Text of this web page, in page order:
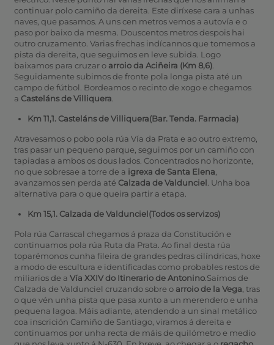
continuar polo camiño da dereita. Este diríxese cara a unhas
naves, que pasamos. A uns cen metros vemos a autovía e o
paso por baixo da mesma. Douscentos metros despois hai
outro cruzamento. Varias frechas indícannos que tomemos a
pista da dereita, que seguimos en leve subida. Logo
baixamos para cruzar o arroio da Aciñeira (Km 8,6).
Seguidamente subimos de fronte pola longa pista até un
campo de fútbol. Bordeamos o recinto de xogo e chegamos
a Casteláns de Villiquera
Km 11,1. Casteláns de Villiquera(Bar. Tenda. Farmacia)
Atravesamos o pobo pola rúa Vía da Prata e ao outro extremo,
tras pasar un pequeno parque, seguimos por un camiño con
tapiadas a ambos os dous lados. Concentrados no horizonte,
no que sobresae a torre de a igrexa de Santa Elena
avanzamos sen perda até Calzada de Valdunciel . Unha boa
alternativa para o que queira partir a etapa.
Km 15,1. Calzada de Valdunciel(Todos os servizos)
Pola rúa Carrascal chegamos á praza da Constitución e
continuamos pola rúa Ruta da Prata. Ao final desta rúa
toparémonos cunha fileira de grandes pedras cilíndricas, hoxe
a modo de escultura e identificadas como probables restos de
miliarios de a Vía XXIV do Itinerario de Antonino.Saímos de
Calzada de Valdunciel cruzando sobre o arroio de la Vega , tras
o que vén unha pista que pasa xunto a un merendero e unha
pequena lagoa. Máis adiante, atendendo a un sinal metálico
coa inscrición Camiño de Santiago, viramos á dereita e
continuamos por unha recta de máis de quilómetro e medio